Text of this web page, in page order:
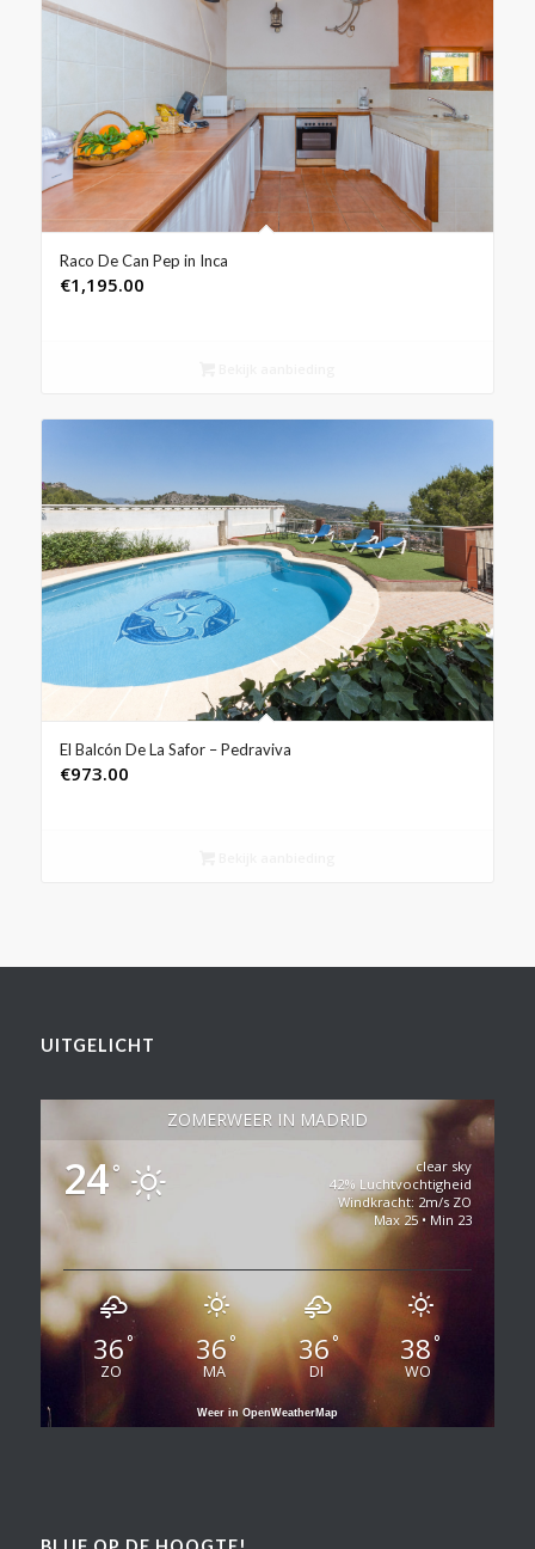
Raco De Can Pep in Inca
€1,195.00
El Balcón De La Safor – Pedraviva
€973.00
UITGELICHT
ZOMERWEER IN MADRID
24°
clear sky
42% Luchtvochtigheid
Windkracht: 2m/s ZO
Max 25 • Min 23
36°
ZO
36°
MA
36°
DI
38°
WO
Weer in OpenWeatherMap